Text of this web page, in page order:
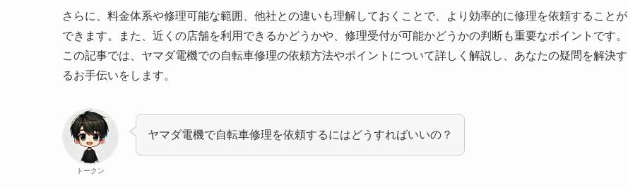
さらに、料金体系や修理可能な範囲、他社との違いも理解しておくことで、より効率的に修理を依頼することが
できます。また、近くの店舗を利用できるかどうかや、修理受付が可能かどうかの判断も重要なポイントです。
この記事では、ヤマダ電機での自転車修理の依頼方法やポイントについて詳しく解説し、あなたの疑問を解決す
るお手伝いをします。
トークン
ヤマダ電機で自転車修理を依頼するにはどうすればいいの？